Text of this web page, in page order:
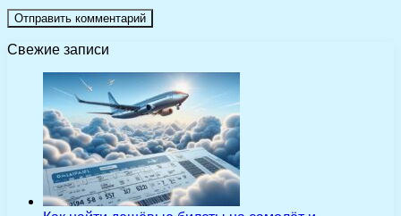
Свежие записи